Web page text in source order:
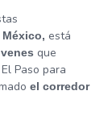
está
que
Paso para
el corredor